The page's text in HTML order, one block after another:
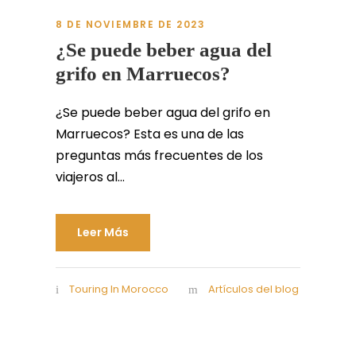
8 DE NOVIEMBRE DE 2023
¿Se puede beber agua del
grifo en Marruecos?
¿Se puede beber agua del grifo en
Marruecos? Esta es una de las
preguntas más frecuentes de los
viajeros al...
Leer Más
Touring In Morocco Artículos del blog